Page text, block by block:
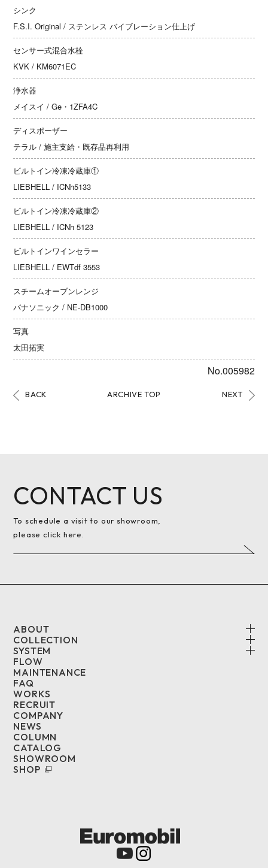
シンク
F.S.I. Original / ステンレス バイブレーション仕上げ
センサー式混合水栓
KVK / KM6071EC
浄水器
メイスイ / Ge・1ZFA4C
ディスポーザー
テラル / 施主支給・既存品再利用
ビルトイン冷凍冷蔵庫①
LIEBHELL / ICNh5133
ビルトイン冷凍冷蔵庫②
LIEBHELL / ICNh 5123
ビルトインワインセラー
LIEBHELL / EWTdf 3553
スチームオーブンレンジ
パナソニック / NE-DB1000
写真
太田拓実
No.005982
BACK ARCHIVE TOP NEXT
CONTACT US
To schedule a visit to our showroom,
please click here.
ABOUT
COLLECTION
SYSTEM
FLOW
MAINTENANCE
FAQ
WORKS
RECRUIT
COMPANY
NEWS
COLUMN
CATALOG
SHOWROOM
SHOP